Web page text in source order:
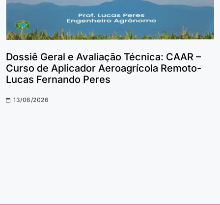
Dossiê Geral e Avaliação Técnica: CAAR –
Curso de Aplicador Aeroagrícola Remoto-
Lucas Fernando Peres
13/06/2026